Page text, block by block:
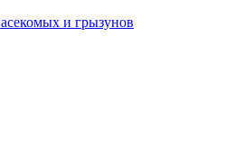
и грызунов